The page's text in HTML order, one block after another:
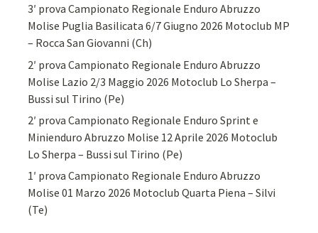
3′ prova Campionato Regionale Enduro Abruzzo
Molise Puglia Basilicata 6/7 Giugno 2026 Motoclub MP
– Rocca San Giovanni (Ch)
2′ prova Campionato Regionale Enduro Abruzzo
Molise Lazio 2/3 Maggio 2026 Motoclub Lo Sherpa –
Bussi sul Tirino (Pe)
2′ prova Campionato Regionale Enduro Sprint e
Minienduro Abruzzo Molise 12 Aprile 2026 Motoclub
Lo Sherpa – Bussi sul Tirino (Pe)
1′ prova Campionato Regionale Enduro Abruzzo
Molise 01 Marzo 2026 Motoclub Quarta Piena – Silvi
(Te)